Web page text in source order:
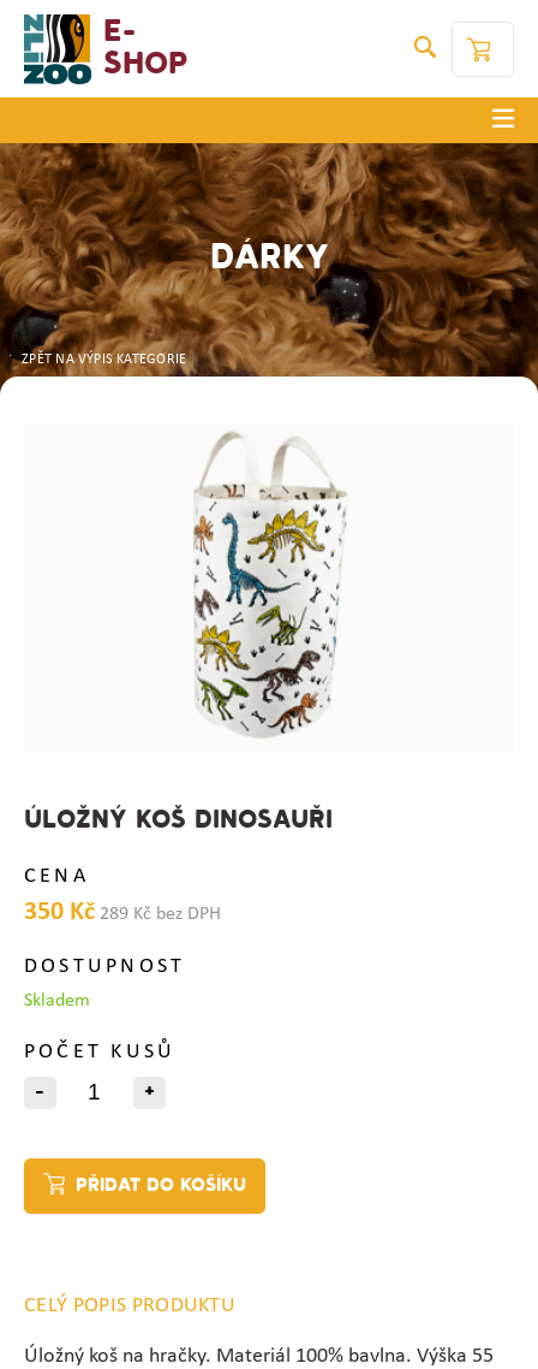
E-
Shop
DÁRKY
ZPĚT NA VÝPIS KATEGORIE
ÚLOŽNÝ KOŠ DINOSAUŘI
CENA
350 Kč 289 Kč bez DPH
DOSTUPNOST
Skladem
POČET KUSŮ
-
+
PŘIDAT DO KOŠÍKU
CELÝ POPIS PRODUKTU
Úložný koš na hračky. Materiál 100% bavlna. Výška 55